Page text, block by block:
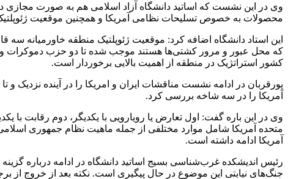
وی در این نشست که اساتید دانشگاه آزاد اسلامی هم به صورت
محصولات به خصوص تسلیحات نظامی آمریکا و همچنین موقعیت
این استاد دانشگاه اضافه کرد: موقعیت ژئوپلتیک منطقه خاورمیانه
که محل عبور و مرور کشتی‌ها هستند موجب شده تا دو حزب دموکرات و
کشور استراتژیک در منطقه از اهمیت بالایی برخوردار است.
آمریکا را در سه شاخه بررسی کرد.
وی در این باره گفت: اول تعارض یا رویارویی با یکدیگر، دوم رقابت
متحده آمریکا شامل موارد مختلفی از جمله ماهیت نظام جمهوری
آمریکا ادامه داشته است.
رئیس اندیشکده غرب‌شناسی بسیج اساتید دانشگاه در ادامه درباره
جنگ‌های نیابتی این موضوع در حال پیگیری است. نکته بعد از خروج از